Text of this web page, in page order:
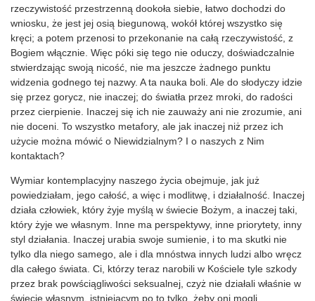
rzeczywistość przestrzenną dookoła siebie, łatwo dochodzi do
wniosku, że jest jej osią biegunową, wokół której wszystko się
kręci; a potem przenosi to przekonanie na całą rzeczywistość, z
Bogiem włącznie. Więc póki się tego nie oduczy, doświadczalnie
stwierdzając swoją nicość, nie ma jeszcze żadnego punktu
widzenia godnego tej nazwy. A ta nauka boli. Ale do słodyczy idzie
się przez gorycz, nie inaczej; do światła przez mroki, do radości
przez cierpienie. Inaczej się ich nie zauważy ani nie zrozumie, ani
nie doceni. To wszystko metafory, ale jak inaczej niż przez ich
użycie można mówić o Niewidzialnym? I o naszych z Nim
kontaktach?
Wymiar kontemplacyjny naszego życia obejmuje, jak już
powiedziałam, jego całość, a więc i modlitwę, i działalność. Inaczej
działa człowiek, który żyje myślą w świecie Bożym, a inaczej taki,
który żyje we własnym. Inne ma perspektywy, inne priorytety, inny
styl działania. Inaczej urabia swoje sumienie, i to ma skutki nie
tylko dla niego samego, ale i dla mnóstwa innych ludzi albo wręcz
dla całego świata. Ci, którzy teraz narobili w Kościele tyle szkody
przez brak powściągliwości seksualnej, czyż nie działali właśnie w
świecie własnym, istniejącym po to tylko, żeby oni mogli